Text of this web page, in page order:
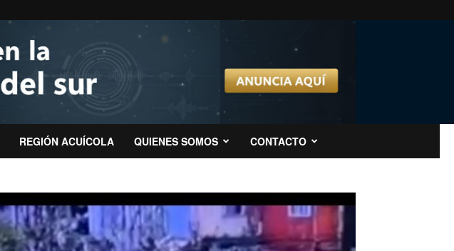
REGIÓN ACUÍCOLA QUIENES SOMOS CONTACTO